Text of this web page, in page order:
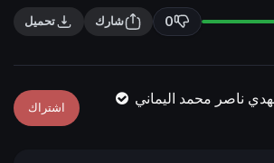
0 شارك تحميل
ناصر محمد اليماني اشتراك